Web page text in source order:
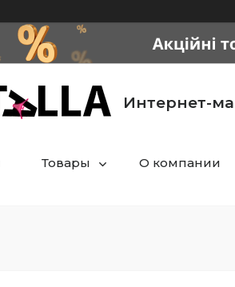
Интернет-
Товары О компании